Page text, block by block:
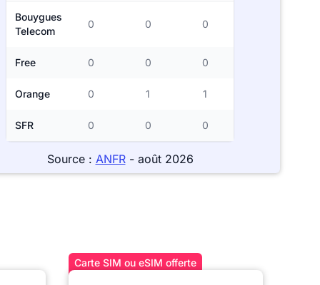
Bouygues
Telecom
0 0 0
Free 0 0 0
Orange 0 1 1
SFR 0 0 0
Source : ANFR- août 2026
Carte SIM ou eSIM offerte